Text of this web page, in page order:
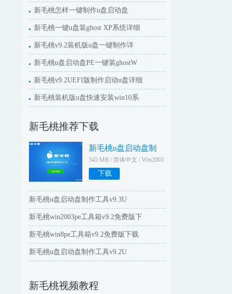
新毛桃怎样一键制作u盘启动盘
新毛桃一键u盘装ghost XP系统详细
新毛桃v9.2装机版u盘一键制作详
新毛桃u盘启动盘PE一键装ghostW
新毛桃v9.2UEFI版制作启动u盘详细
新毛桃装机版u盘快速安装win10系
新毛桃推荐下载
新毛桃u盘启动盘制
345 MB / 简体中文 / Win2003
WinXPWin2000Win9X
下载
新毛桃u盘启动盘制作工具v9.3U
新毛桃win2003pe工具箱v9.2免费版下
新毛桃win8pe工具箱v9.2免费版下载
新毛桃u盘启动盘制作工具v9.2U
新毛桃视频教程